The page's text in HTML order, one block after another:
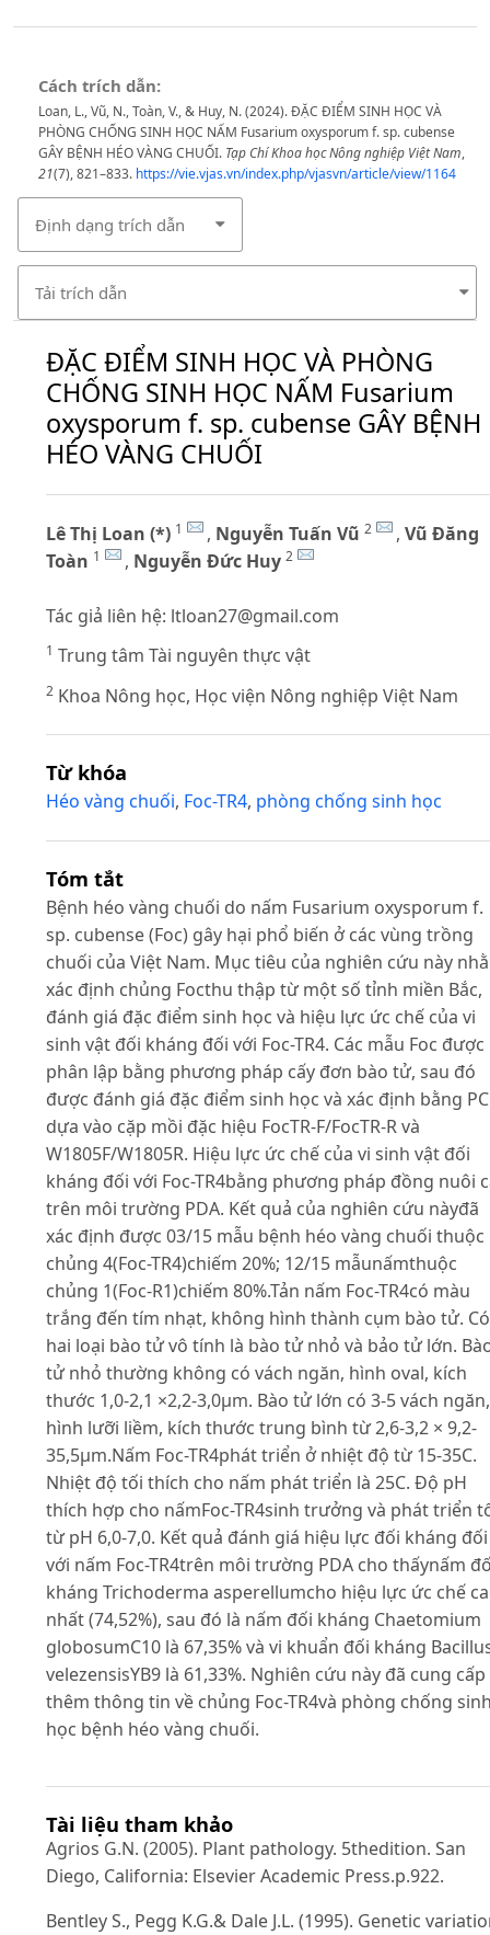
Cách trích dẫn:
Loan, L., Vũ, N., Toàn, V., & Huy, N. (2024). ĐẶC ĐIỂM SINH HỌC VÀ
PHÒNG CHỐNG SINH HỌC NẤM Fusarium oxysporum f. sp. cubense
GÂY BỆNH HÉO VÀNG CHUỐI. Tạp Chí Khoa học Nông nghiệp Việt Nam,
21(7), 821–833. https://vie.vjas.vn/index.php/vjasvn/article/view/1164
Định dạng trích dẫn
Tải trích dẫn
ĐẶC ĐIỂM SINH HỌC VÀ PHÒNG
CHỐNG SINH HỌC NẤM Fusarium
oxysporum f. sp. cubense GÂY BỆNH
HÉO VÀNG CHUỐI
Lê Thị Loan (*) 1 , Nguyễn Tuấn Vũ 2 , Vũ Đăng
Toàn 1 , Nguyễn Đức Huy 2
Tác giả liên hệ: ltloan27@gmail.com
1 Trung tâm Tài nguyên thực vật
2 Khoa Nông học, Học viện Nông nghiệp Việt Nam
Từ khóa
Héo vàng chuối, Foc-TR4, phòng chống sinh học
Tóm tắt
Bệnh héo vàng chuối do nấm Fusarium oxysporum f.
sp. cubense (Foc) gây hại phổ biến ở các vùng trồng
chuối của Việt Nam. Mục tiêu của nghiên cứu này
xác định chủng Focthu thập từ một số tỉnh miền Bắc,
đánh giá đặc điểm sinh học và hiệu lực ức chế của vi
sinh vật đối kháng đối với Foc-TR4. Các mẫu Foc được
phân lập bằng phương pháp cấy đơn bào tử, sau đó
được đánh giá đặc điểm sinh học và xác định bằng
dựa vào cặp mồi đặc hiệu FocTR-F/FocTR-R và
W1805F/W1805R. Hiệu lực ức chế của vi sinh vật đối
kháng đối với Foc-TR4bằng phương pháp đồng nuôi
trên môi trường PDA. Kết quả của nghiên cứu nàyđã
xác định được 03/15 mẫu bệnh héo vàng chuối thuộc
chủng 4(Foc-TR4)chiếm 20%; 12/15 mẫunấmthuộc
chủng 1(Foc-R1)chiếm 80%.Tản nấm Foc-TR4có màu
trắng đến tím nhạt, không hình thành cụm bào tử. Có
hai loại bào tử vô tính là bào tử nhỏ và bảo tử lớn.
tử nhỏ thường không có vách ngăn, hình oval, kích
thước 1,0-2,1 ×2,2-3,0µm. Bào tử lớn có 3-5 vách ngăn,
hình lưỡi liềm, kích thước trung bình từ 2,6-3,2 × 9,2-
35,5µm.Nấm Foc-TR4phát triển ở nhiệt độ từ 15-35C.
Nhiệt độ tối thích cho nấm phát triển là 25C. Độ pH
thích hợp cho nấmFoc-TR4sinh trưởng và phát triển
từ pH 6,0-7,0. Kết quả đánh giá hiệu lực đối kháng đối
với nấm Foc-TR4trên môi trường PDA cho thấynấm
kháng Trichoderma asperellumcho hiệu lực ức chế
nhất (74,52%), sau đó là nấm đối kháng Chaetomium
globosumC10 là 67,35% và vi khuẩn đối kháng
velezensisYB9 là 61,33%. Nghiên cứu này đã cung cấp
thêm thông tin về chủng Foc-TR4và phòng chống
học bệnh héo vàng chuối.
Tài liệu tham khảo
Agrios G.N. (2005). Plant pathology. 5thedition. San
Diego, California: Elsevier Academic Press.p.922.
Bentley S., Pegg K.G.& Dale J.L. (1995). Genetic